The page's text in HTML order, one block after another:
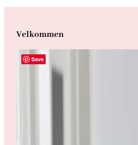
Velkommen
Save